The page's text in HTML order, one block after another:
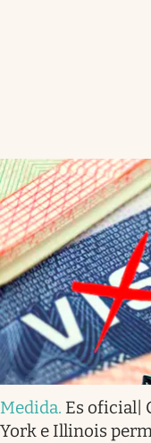
Medida. Es oficial|
York e Illinois